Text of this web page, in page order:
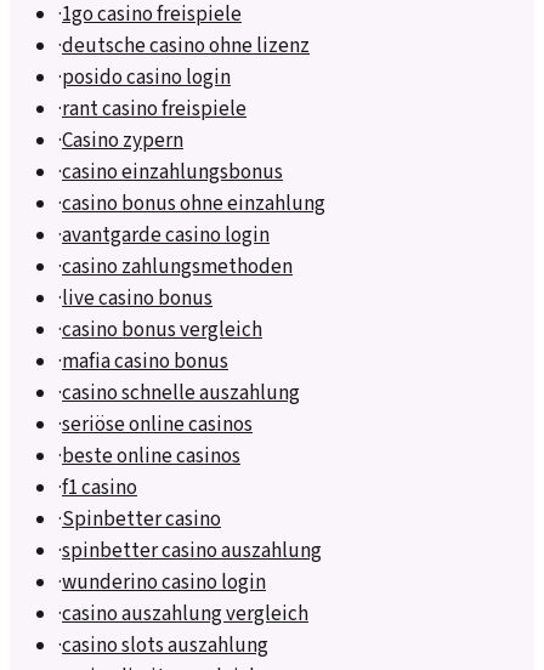
·1go casino freispiele
·deutsche casino ohne lizenz
·posido casino login
·rant casino freispiele
·Casino zypern
·casino einzahlungsbonus
·casino bonus ohne einzahlung
·avantgarde casino login
·casino zahlungsmethoden
·live casino bonus
·casino bonus vergleich
·mafia casino bonus
·casino schnelle auszahlung
·seriöse online casinos
·beste online casinos
·f1 casino
·Spinbetter casino
·spinbetter casino auszahlung
·wunderino casino login
·casino auszahlung vergleich
·casino slots auszahlung